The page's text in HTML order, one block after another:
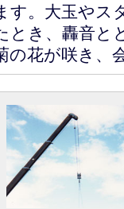
す。大玉やス
とき、轟音と
の花が咲き、